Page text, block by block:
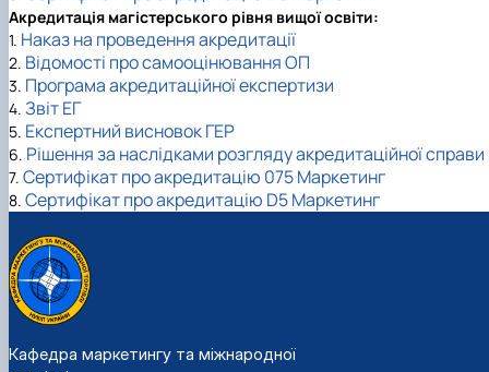
Акредитація магістерського рівня вищої освіти:
1. Наказ на проведення акредитації
2. Відомості про самооцінювання ОП
3. Програма акредитаційної експертизи
4. Звіт ЕГ
5. Експертний висновок ГЕР
6. Рішення за наслідками розгляду акредитаційної справи
7. Сертифікат про акредитацію 075 Маркетинг
8. Сертифікат про акредитацію D5 Маркетинг
Кафедра маркетингу та міжнародної